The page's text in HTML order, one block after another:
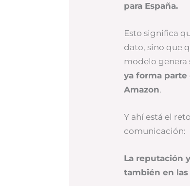
para España.
Esto significa
dato, sino que
modelo genera
ya forma parte
Amazon.
Y ahí está el
comunicación:
La reputación
también en